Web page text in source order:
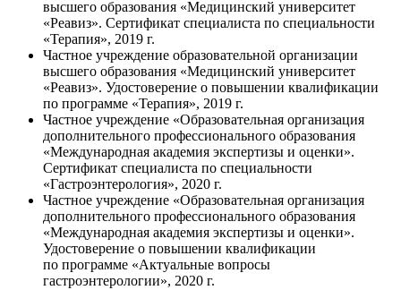
высшего образования «Медицинский университет
«Реавиз». Сертификат специалиста по специальности
«Терапия», 2019 г.
Частное учреждение образовательной организации
высшего образования «Медицинский университет
«Реавиз». Удостоверение о повышении квалификации
по программе «Терапия», 2019 г.
Частное учреждение «Образовательная организация
дополнительного профессионального образования
«Международная академия экспертизы и оценки».
Сертификат специалиста по специальности
«Гастроэнтерология», 2020 г.
Частное учреждение «Образовательная организация
дополнительного профессионального образования
«Международная академия экспертизы и оценки».
Удостоверение о повышении квалификации
по программе «Актуальные вопросы
гастроэнтерологии», 2020 г.